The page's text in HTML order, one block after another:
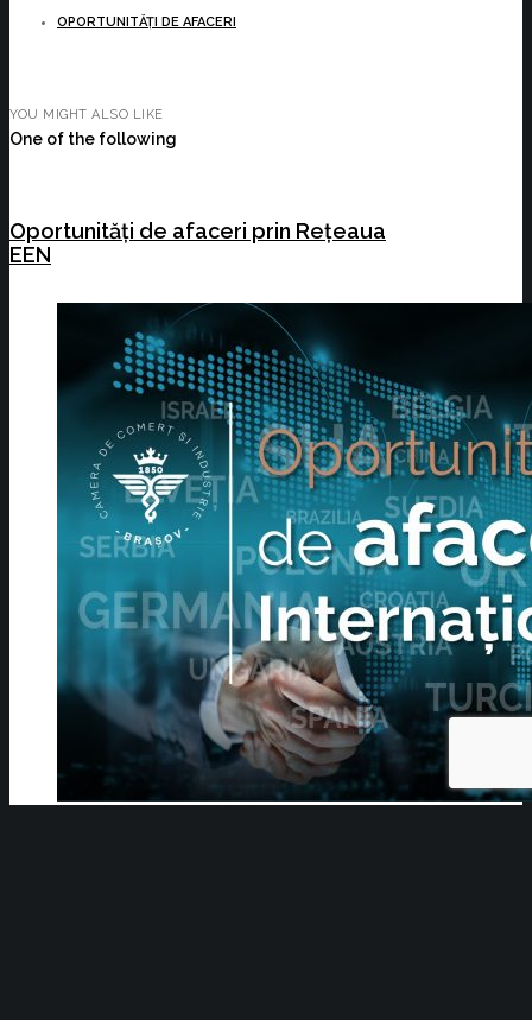
OPORTUNITĂȚI DE AFACERI
YOU MIGHT ALSO LIKE
One of the following
Oportunități de afaceri prin Rețeaua
EEN